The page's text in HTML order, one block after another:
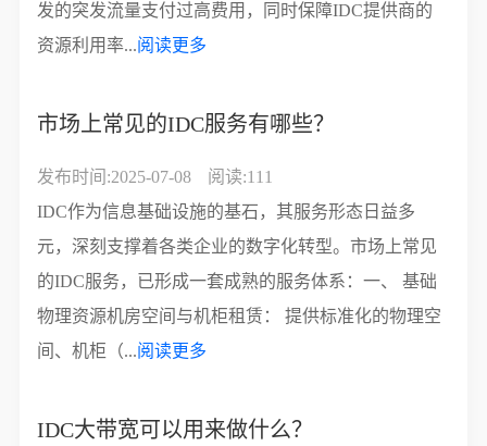
发的突发流量支付过高费用，同时保障IDC提供商的
资源利用率...阅读更多
市场上常见的IDC服务有哪些？
发布时间:2025-07-08
阅读:111
IDC作为信息基础设施的基石，其服务形态日益多
元，深刻支撑着各类企业的数字化转型。市场上常见
的IDC服务，已形成一套成熟的服务体系：一、 基础
物理资源机房空间与机柜租赁： 提供标准化的物理空
间、机柜（...阅读更多
IDC大带宽可以用来做什么？